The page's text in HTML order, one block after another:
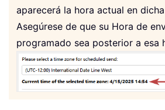
aparecerá la hora actual en
Asegúrese de que su Hora de
programado sea posterior a esa